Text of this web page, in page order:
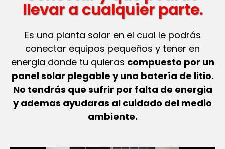
llevar a cualquier parte.
Es una planta solar en el cual le podrás
conectar equipos pequeños y tener en
energia donde tu quieras compuesto por un
panel solar plegable y una batería de litio.
No tendrás que sufrir por falta de energia
y ademas ayudaras al cuidado del medio
ambiente.